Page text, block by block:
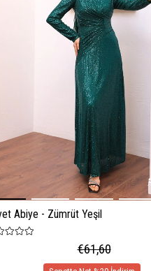
Abiye - Zümrüt Yeşil
€61,60